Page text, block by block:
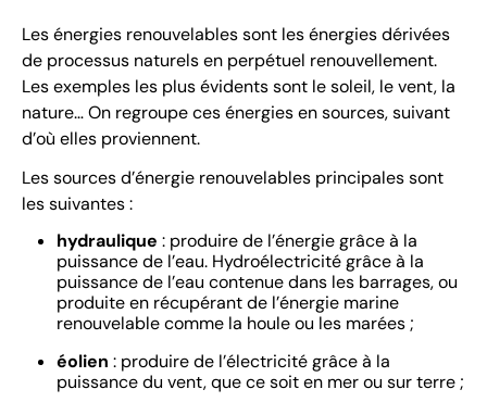
Les énergies renouvelables sont les énergies dérivées
de processus naturels en perpétuel renouvellement.
Les exemples les plus évidents sont le soleil, le vent, la
nature… On regroupe ces énergies en sources, suivant
d’où elles proviennent.
Les sources d’énergie renouvelables principales sont
les suivantes :
hydraulique : produire de l’énergie grâce à la
puissance de l’eau. Hydroélectricité grâce à la
puissance de l’eau contenue dans les barrages, ou
produite en récupérant de l’énergie marine
renouvelable comme la houle ou les marées ;
éolien : produire de l’électricité grâce à la
puissance du vent, que ce soit en mer ou sur terre ;